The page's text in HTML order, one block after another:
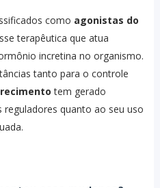
como agonistas do
terapêutica que atua
incretina no organismo.
tanto para o controle
tem gerado
quanto ao seu uso